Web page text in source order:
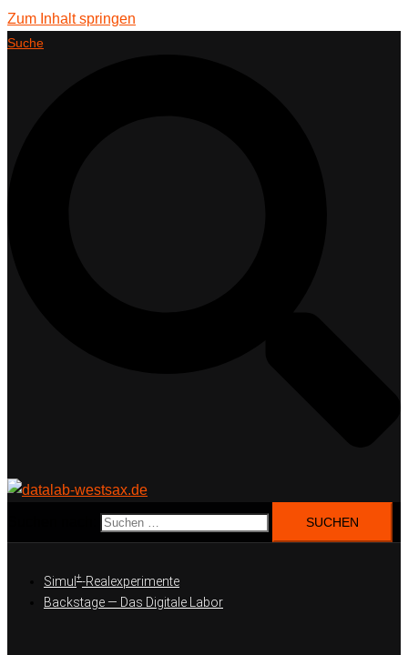
Zum Inhalt springen
Suche
Simul +-Realexperimente
Backstage — Das Digitale Labor